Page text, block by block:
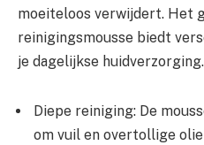
moeiteloos verwijdert. Het
reinigingsmousse biedt
je dagelijkse huidverzorging.
Diepe reiniging: De
om vuil en overtollige